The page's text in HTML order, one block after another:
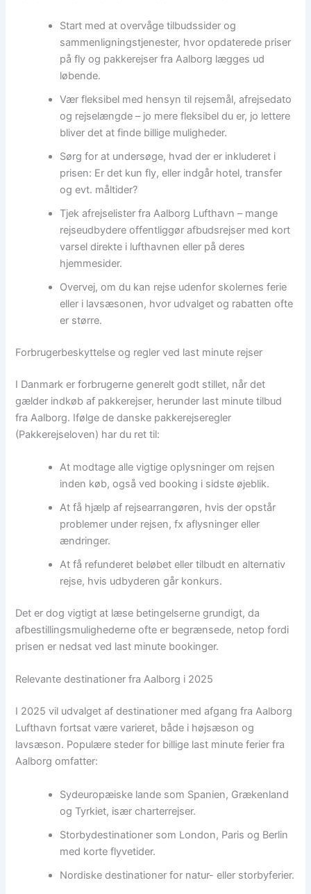
Start med at overvåge tilbudssider og
sammenligningstjenester, hvor opdaterede priser
på fly og pakkerejser fra Aalborg lægges ud
løbende.
Vær fleksibel med hensyn til rejsemål, afrejsedato
og rejselængde – jo mere fleksibel du er, jo lettere
bliver det at finde billige muligheder.
Sørg for at undersøge, hvad der er inkluderet i
prisen: Er det kun fly, eller indgår hotel, transfer
og evt. måltider?
Tjek afrejselister fra Aalborg Lufthavn – mange
rejseudbydere offentliggør afbudsrejser med kort
varsel direkte i lufthavnen eller på deres
hjemmesider.
Overvej, om du kan rejse udenfor skolernes ferie
eller i lavsæsonen, hvor udvalget og rabatten ofte
er større.
Forbrugerbeskyttelse og regler ved last minute rejser
I Danmark er forbrugerne generelt godt stillet, når det
gælder indkøb af pakkerejser, herunder last minute tilbud
fra Aalborg. Ifølge de danske pakkerejseregler
(Pakkerejseloven) har du ret til:
At modtage alle vigtige oplysninger om rejsen
inden køb, også ved booking i sidste øjeblik.
At få hjælp af rejsearrangøren, hvis der opstår
problemer under rejsen, fx aflysninger eller
ændringer.
At få refunderet beløbet eller tilbudt en alternativ
rejse, hvis udbyderen går konkurs.
Det er dog vigtigt at læse betingelserne grundigt, da
afbestillingsmulighederne ofte er begrænsede, netop fordi
prisen er nedsat ved last minute bookinger.
Relevante destinationer fra Aalborg i 2025
I 2025 vil udvalget af destinationer med afgang fra Aalborg
Lufthavn fortsat være varieret, både i højsæson og
lavsæson. Populære steder for billige last minute ferier fra
Aalborg omfatter:
Sydeuropæiske lande som Spanien, Grækenland
og Tyrkiet, især charterrejser.
Storbydestinationer som London, Paris og Berlin
med korte flyvetider.
Nordiske destinationer for natur- eller storbyferier.